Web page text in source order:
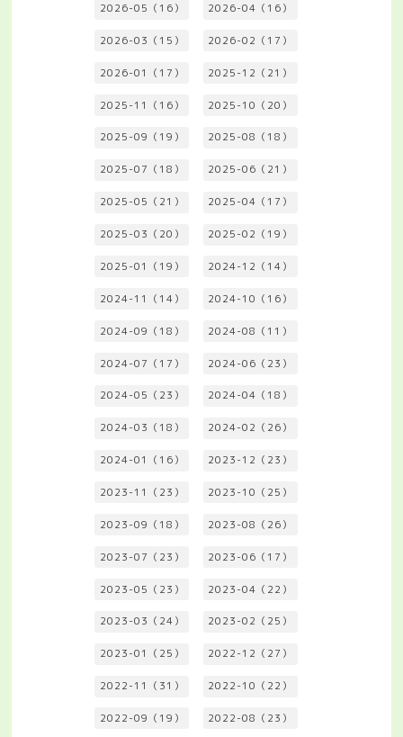
2026-05（16） 2026-04（16）
2026-03（15） 2026-02（17）
2026-01（17） 2025-12（21）
2025-11（16） 2025-10（20）
2025-09（19） 2025-08（18）
2025-07（18） 2025-06（21）
2025-05（21） 2025-04（17）
2025-03（20） 2025-02（19）
2025-01（19） 2024-12（14）
2024-11（14） 2024-10（16）
2024-09（18） 2024-08（11）
2024-07（17） 2024-06（23）
2024-05（23） 2024-04（18）
2024-03（18） 2024-02（26）
2024-01（16） 2023-12（23）
2023-11（23） 2023-10（25）
2023-09（18） 2023-08（26）
2023-07（23） 2023-06（17）
2023-05（23） 2023-04（22）
2023-03（24） 2023-02（25）
2023-01（25） 2022-12（27）
2022-11（31） 2022-10（22）
2022-09（19） 2022-08（23）